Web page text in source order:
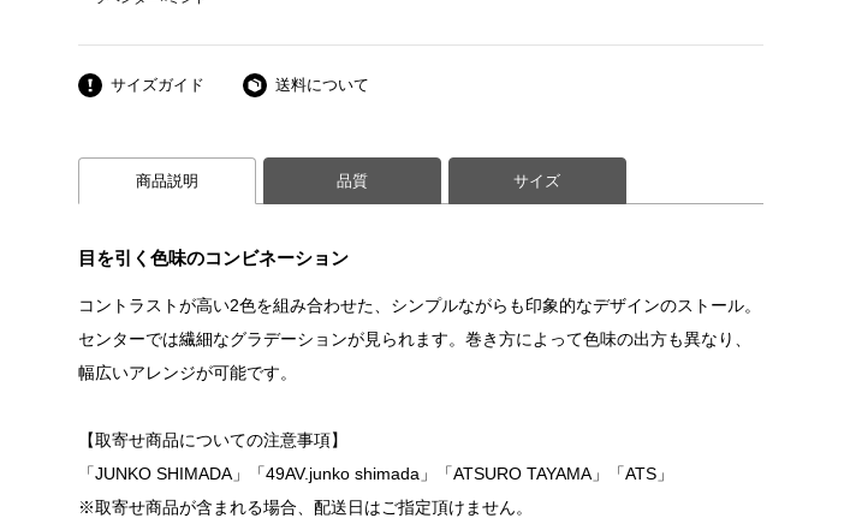
サイズガイド 送料について
商品説明 品質 サイズ
目を引く色味のコンビネーション
コントラストが高い2色を組み合わせた、シンプルながらも印象的なデザインのストール。
センターでは繊細なグラデーションが見られます。巻き方によって色味の出方も異なり、
幅広いアレンジが可能です。
【取寄せ商品についての注意事項】
「JUNKO SHIMADA」「49AV.junko shimada」「ATSURO TAYAMA」「ATS」
※取寄せ商品が含まれる場合、配送日はご指定頂けません。